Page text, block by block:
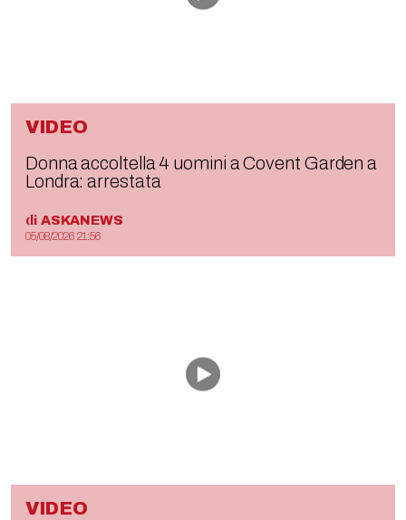
VIDEO
Donna accoltella 4 uomini a Covent Garden a
Londra: arrestata
di ASKANEWS
05/08/2026 21:56
VIDEO